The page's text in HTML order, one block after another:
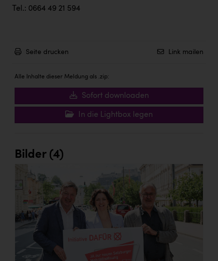
Tel.: 0664 49 21 594
Seite drucken Link mailen
Alle Inhalte dieser Meldung als .zip:
Sofort downloaden
In die Lightbox legen
Bilder (4)